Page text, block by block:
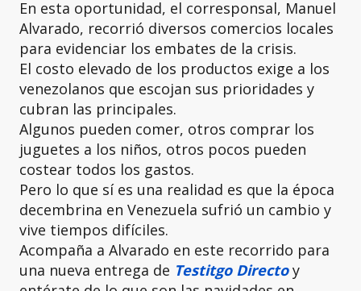
En esta oportunidad, el corresponsal, Manuel
Alvarado, recorrió diversos comercios locales
para evidenciar los embates de la crisis.
El costo elevado de los productos exige a los
venezolanos que escojan sus prioridades y
cubran las principales.
Algunos pueden comer, otros comprar los
juguetes a los niños, otros pocos pueden
costear todos los gastos.
Pero lo que sí es una realidad es que la época
decembrina en Venezuela sufrió un cambio y
vive tiempos difíciles.
Acompaña a Alvarado en este recorrido para
una nueva entrega de Testitgo Directoy